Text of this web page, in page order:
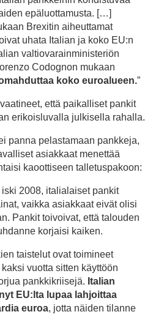
epäluottamusta. […]
Brexitin aiheuttamat
uhata Italian ja koko EU:n
valtiovarainministeriön
Codognon mukaan
koko euroalueen.”
että paikalliset pankit
erikoisluvalla julkisella rahalla.
panna pelastamaan pankkeja,
asiakkaat menettää
kaoottiseen talletuspakoon:
2008, italialaiset pankit
vaikka asiakkaat eivät olisi
Pankit toivoivat, että talouden
korjaisi kaiken.
taistelut ovat toimineet
vuotta sitten käyttöön
pankkikriisejä. Italian
EU:lta lupaa lahjoittaa
euroa, jotta näiden tilanne